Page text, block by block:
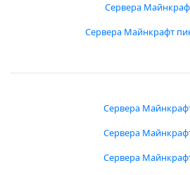
Сервера
Сервера Майнкрафт
Сервера
Сервера
Сервера